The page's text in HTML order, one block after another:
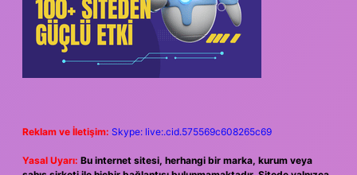
Reklam ve İletişim: Skype: live:.cid.575569c608265c69
Yasal Uyarı: Bu internet sitesi, herhangi bir marka, kurum veya